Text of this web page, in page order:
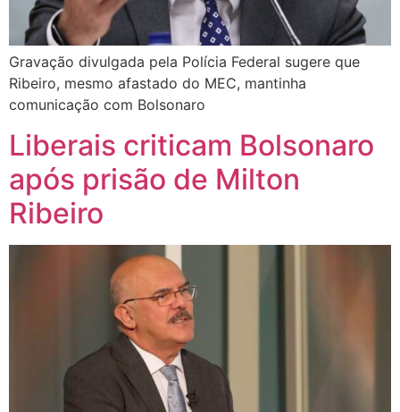
Gravação divulgada pela Polícia Federal sugere que
Ribeiro, mesmo afastado do MEC, mantinha
comunicação com Bolsonaro
Liberais criticam Bolsonaro
após prisão de Milton
Ribeiro